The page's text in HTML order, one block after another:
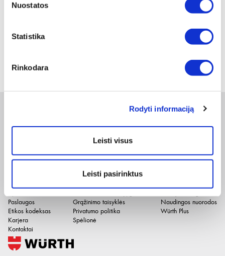
Nuostatos
Statistika
Rinkodara
Rodyti informaciją
Leisti visus
Leisti pasirinktus
Peržiūrėti
Paslaugos
Etikos kodeksas
Karjera
Kontaktai
El. parduotuvė
Grąžinimo taisyklės
Privatumo politika
Spėlionė
Naudingos nuorodos
Würth Plus
Apie duomenų naudojimą, gavėjus ir saugumo politiką skaitykite čia.